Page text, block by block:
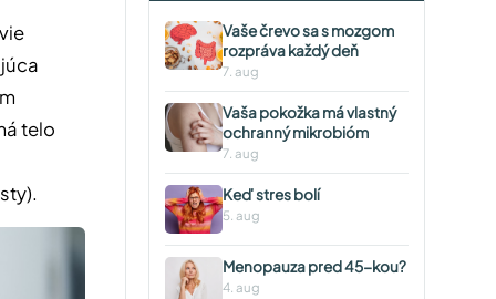
telo
Vaše črevo sa s mozgom
rozpráva každý deň
7. aug
Vaša pokožka má vlastný
ochranný mikrobióm
7. aug
Keď stres bolí
5. aug
Menopauza pred 45-kou?
4. aug